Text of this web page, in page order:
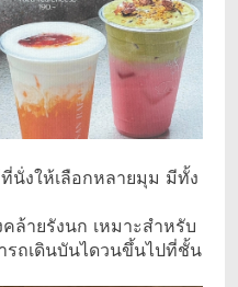
นั่งให้เลือกหลายมุม มีทั้ง
ล้ายรังนก เหมาะสำหรับ
ถเดินบันไดวนขึ้นไปที่ชั้น